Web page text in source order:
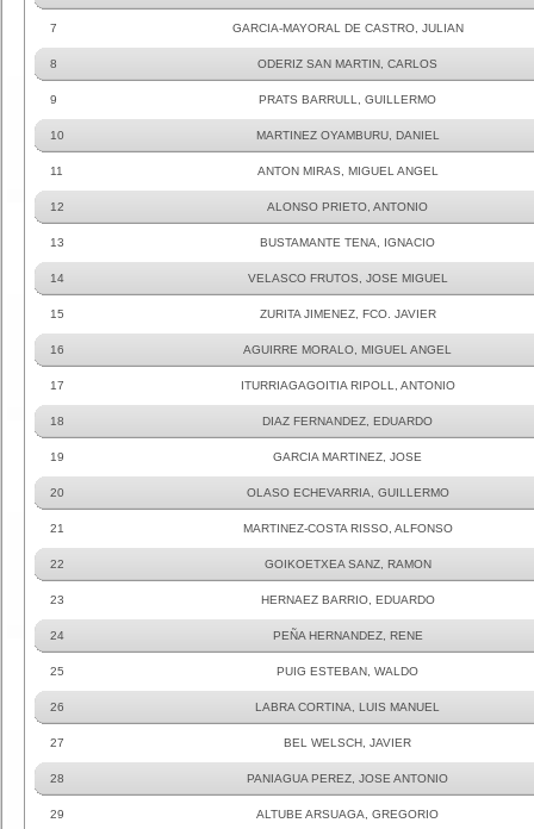
7 GARCIA-MAYORAL DE CASTRO, JULIAN
8 ODERIZ SAN MARTIN, CARLOS
9 PRATS BARRULL, GUILLERMO
10 MARTINEZ OYAMBURU, DANIEL
11 ANTON MIRAS, MIGUEL ANGEL
12 ALONSO PRIETO, ANTONIO
13 BUSTAMANTE TENA, IGNACIO
14 VELASCO FRUTOS, JOSE MIGUEL
15 ZURITA JIMENEZ, FCO. JAVIER
16 AGUIRRE MORALO, MIGUEL ANGEL
17 ITURRIAGAGOITIA RIPOLL, ANTONIO
18 DIAZ FERNANDEZ, EDUARDO
19 GARCIA MARTINEZ, JOSE
20 OLASO ECHEVARRIA, GUILLERMO
21 MARTINEZ-COSTA RISSO, ALFONSO
22 GOIKOETXEA SANZ, RAMON
23 HERNAEZ BARRIO, EDUARDO
24 PEÑA HERNANDEZ, RENE
25 PUIG ESTEBAN, WALDO
26 LABRA CORTINA, LUIS MANUEL
27 BEL WELSCH, JAVIER
28 PANIAGUA PEREZ, JOSE ANTONIO
29 ALTUBE ARSUAGA, GREGORIO